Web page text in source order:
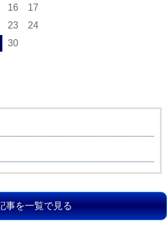
16
17
23
24
30
事を一覧で見る